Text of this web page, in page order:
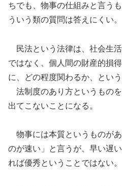
ちでも、物事の仕組みと言う
ういう類の質問は答えにくい。
民法という法律は、社会生
ではなく、個人間の財産的損
に、どの程度関わるか、とい
法制度のあり方というもの
出てこないことになる。
物事には本質というものが
のが速い」と言うが、早い遅
れば優秀ということではない。